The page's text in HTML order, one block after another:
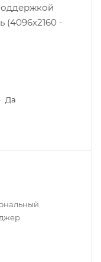
(4096x2160 -
Да